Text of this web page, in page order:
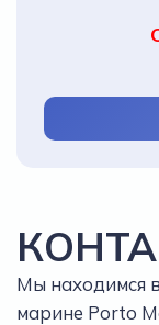
Мы находимся
марине Porto